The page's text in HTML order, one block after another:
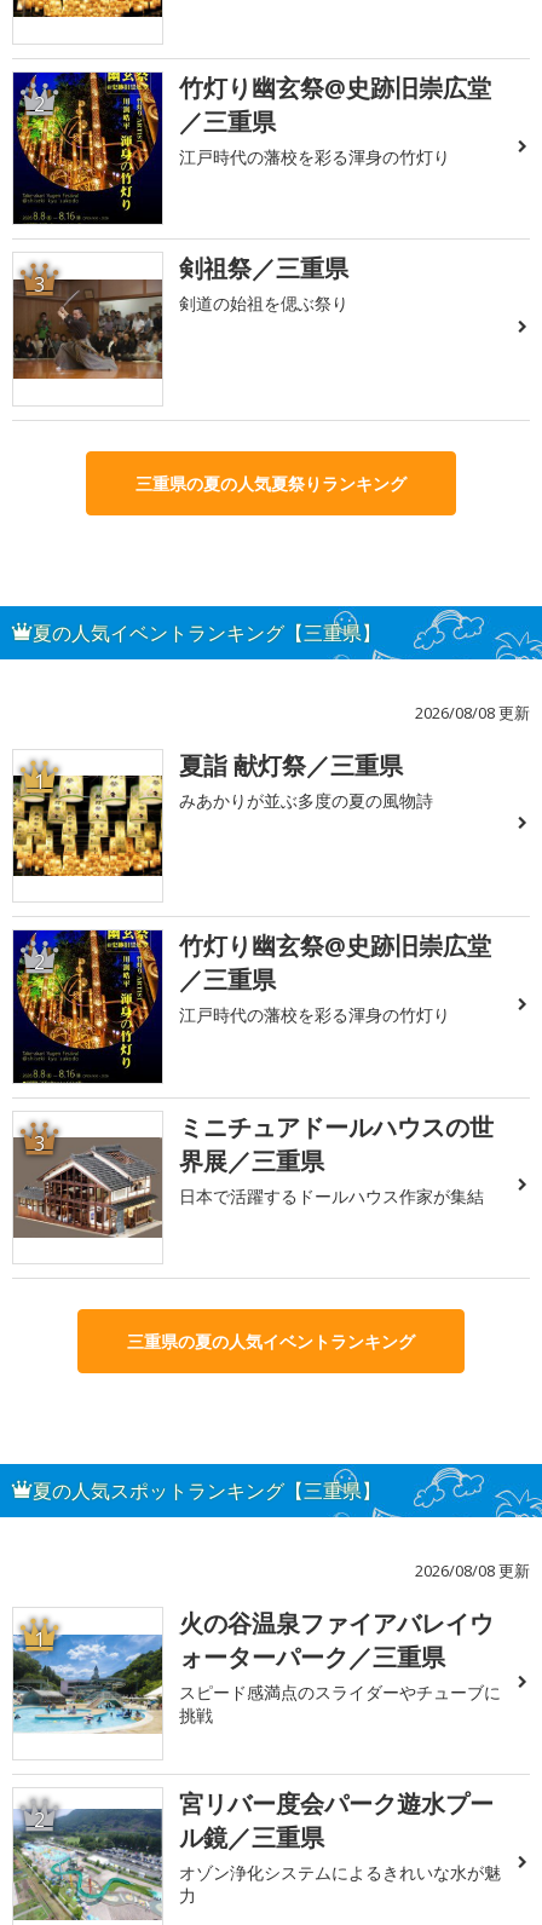
2
竹灯り幽玄祭@史跡旧崇広堂
／三重県
江戸時代の藩校を彩る渾身の竹灯り
3 剣祖祭／三重県
剣道の始祖を偲ぶ祭り
三重県の夏の人気夏祭りランキング
夏の人気イベントランキング【三重県】
2026/08/08 更新
1 夏詣 献灯祭／三重県
みあかりが並ぶ多度の夏の風物詩
2
竹灯り幽玄祭@史跡旧崇広堂
／三重県
江戸時代の藩校を彩る渾身の竹灯り
3
ミニチュアドールハウスの世
界展／三重県
日本で活躍するドールハウス作家が集結
三重県の夏の人気イベントランキング
夏の人気スポットランキング【三重県】
2026/08/08 更新
1
火の谷温泉ファイアバレイウ
ォーターパーク／三重県
スピード感満点のスライダーやチューブに
挑戦
2
宮リバー度会パーク遊水プー
ル鏡／三重県
オゾン浄化システムによるきれいな水が魅
力